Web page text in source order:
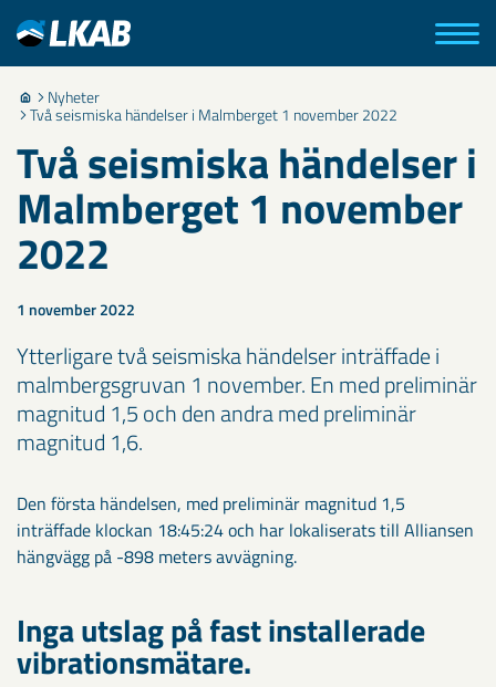
Nyheter
Två seismiska händelser i Malmberget 1 november 2022
Två seismiska händelser i
Malmberget 1 november
2022
1 november 2022
Ytterligare två seismiska händelser inträffade i
malmbergsgruvan 1 november. En med preliminär
magnitud 1,5 och den andra med preliminär
magnitud 1,6.
Den första händelsen, med preliminär magnitud 1,5
inträffade klockan 18:45:24 och har lokaliserats till Alliansen
hängvägg på -898 meters avvägning.
Inga utslag på fast installerade
vibrationsmätare.